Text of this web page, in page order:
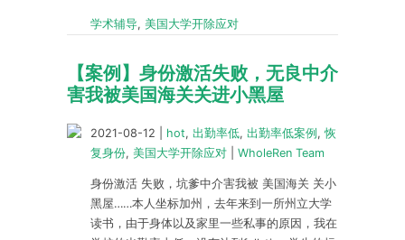
学术辅导, 美国大学开除应对
【案例】身份激活失败，无良中介
害我被美国海关关进小黑屋
2021-08-12 hot, 出勤率低, 出勤率低案例,恢
复身份, 美国大学开除应对 WholeRen Team
身份激活 失败，坑爹中介害我被 美国海关 关小
黑屋……本人坐标加州，去年来到一所州立大学
读书，由于身体以及家里一些私事的原因，我在